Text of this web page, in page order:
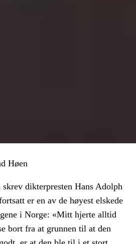
Høen
skrev dikterpresten Hans Adolph
er en av de høyest elskede
i Norge: «Mitt hjerte alltid
bort fra at grunnen til at den